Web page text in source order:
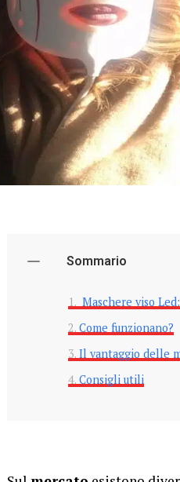
Sommario
Maschere viso
Come funzionano?
Il vantaggio delle
Consigli utili